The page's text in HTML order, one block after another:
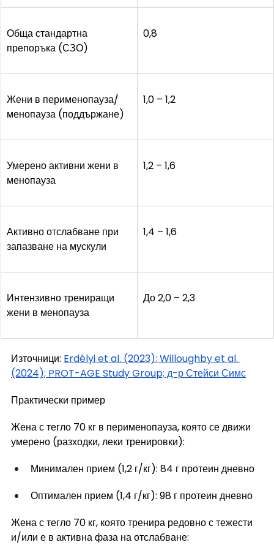
Обща стандартна
препоръка (СЗО)
0,8
Жени в перименопауза/
менопауза (поддържане)
1,0 – 1,2
Умерено активни жени в
менопауза
1,2 – 1,6
Активно отслабване при
запазване на мускули
1,4 – 1,6
Интензивно трениращи
жени в менопауза
До 2,0 – 2,3
Източници: Erdélyi et al. (2023); Willoughby et al.
(2024); PROT-AGE Study Group; д-р Стейси Симс
Практически пример
Жена с тегло 70 кг в перименопауза, която се движи
умерено (разходки, леки тренировки):
Минимален прием (1,2 г/кг): 84 г протеин дневно
Оптимален прием (1,4 г/кг): 98 г протеин дневно
Жена с тегло 70 кг, която тренира редовно с тежести
и/или е в активна фаза на отслабване: